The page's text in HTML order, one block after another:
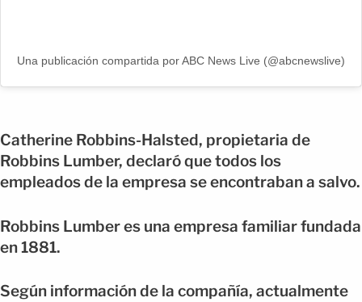
Una publicación compartida por ABC News Live (@abcnewslive)
Catherine Robbins-Halsted, propietaria de
Robbins Lumber, declaró que todos los
empleados de la empresa se encontraban a salvo.
Robbins Lumber es una empresa familiar fundada
en 1881.
Según información de la compañía, actualmente